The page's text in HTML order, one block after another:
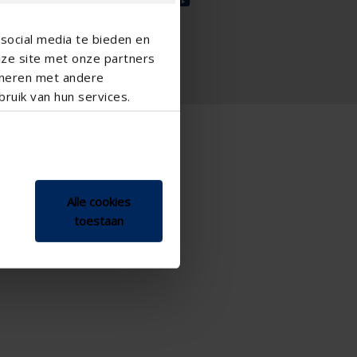
media te bieden en
site met onze partners
met andere
van hun services.
Alle cookies
toestaan
Russian - Russia